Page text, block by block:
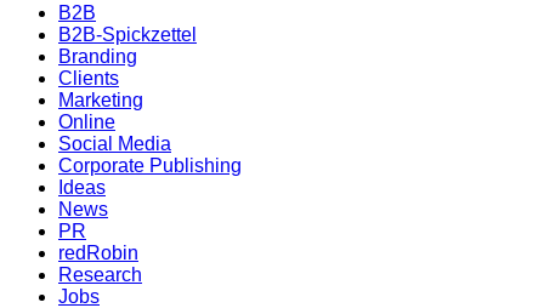
B2B
B2B-Spickzettel
Branding
Clients
Marketing
Online
Social Media
Corporate Publishing
Ideas
News
PR
redRobin
Research
Jobs